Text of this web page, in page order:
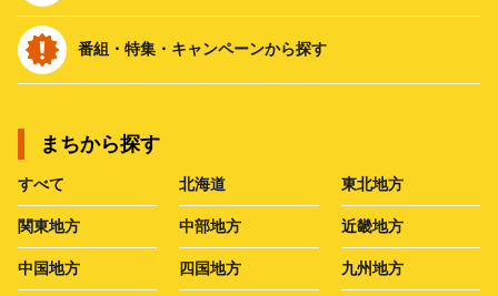
番組・特集・キャンペーンから探す
まちから探す
すべて 北海道 東北地方
関東地方 中部地方 近畿地方
中国地方 四国地方 九州地方